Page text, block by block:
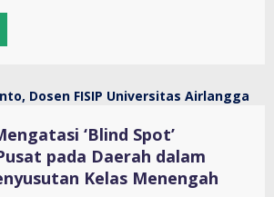
‘Blind Spot’
pada Daerah dalam
Kelas Menengah